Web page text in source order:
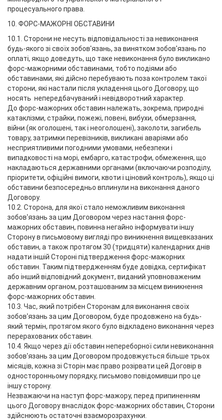
процесуального права.
10. ФОРС-МАЖОРНІ ОБСТАВИНИ
10.1. Сторони не несуть відповідальності за невиконання
будь-якого зі своїх зобов'язань, за винятком зобов'язань по
оплаті, якщо доведуть, що таке невиконання було викликано
форс-мажорними обставинами, тобто подіями або
обставинами, які дійсно перебувають поза контролем такої
сторони, які настали після укладення цього Договору, що
носять непередбачуваний і невідворотний характер.
До форс-мажорних обставин належать, зокрема, природні
катаклізми, страйки, пожежі, повені, вибухи, обмерзання,
війни (як оголошені, так і неоголошені), заколоти, загибель
товару, затримки перевізників, викликані аваріями або
несприятливими погодними умовами, небезпеки і
випадковості на морі, ембарго, катастрофи, обмеження, що
накладаються державними органами (включаючи розподілу,
пріоритети, офіційні вимоги, квоти і ціновий контроль), якщо ці
обставини безпосередньо вплинули на виконання даного
Договору.
10.2. Сторона, для якої стало неможливим виконання
зобов'язань за цим Договором через настання форс-
мажорних обставин, повинна негайно інформувати іншу
Сторону в письмовому вигляді про виникнення вищевказаних
обставин, а також протягом 30 (тридцяти) календарних днів
надати іншій Стороні підтвердження форс-мажорних
обставин. Таким підтвердженням буде довідка, сертифікат
або інший відповідний документ, виданий уповноваженим
державним органом, розташованим за місцем виникнення
форс-мажорних обставин.
10.3. Час, який потрібен Сторонам для виконання своїх
зобов'язань за цим Договором, буде продовжено на будь-
який термін, протягом якого було відкладено виконання через
перерахованих обставин.
10.4. Якщо через дії обставин непереборної сили невиконання
зобов'язань за цим Договором продовжується більше трьох
місяців, кожна зі Сторін має право розірвати цей Договір в
односторонньому порядку, письмово повідомивши про це
іншу сторону.
Незважаючи на наступ форс-мажору, перед припиненням
цього Договору внаслідок форс-мажорних обставин, Сторони
здійснюють остаточні взаєморозрахунки.